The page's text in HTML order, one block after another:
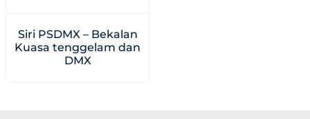
Siri PSDMX – Bekalan
Kuasa tenggelam dan
DMX